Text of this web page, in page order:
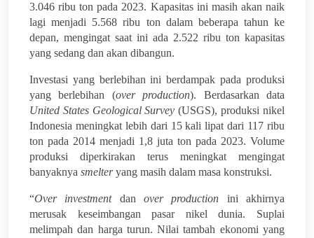
3.046 ribu ton pada 2023. Kapasitas ini masih akan naik
lagi menjadi 5.568 ribu ton dalam beberapa tahun ke
depan, mengingat saat ini ada 2.522 ribu ton kapasitas
yang sedang dan akan dibangun.
Investasi yang berlebihan ini berdampak pada produksi
yang berlebihan (over production). Berdasarkan data
United States Geological Survey (USGS), produksi nikel
Indonesia meningkat lebih dari 15 kali lipat dari 117 ribu
ton pada 2014 menjadi 1,8 juta ton pada 2023. Volume
produksi diperkirakan terus meningkat mengingat
banyaknya smelteryang masih dalam masa konstruksi.
“Over investmentdanover production ini akhirnya
merusak keseimbangan pasar nikel dunia. Suplai
melimpah dan harga turun. Nilai tambah ekonomi yang